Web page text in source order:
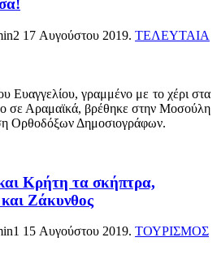
17 Αυγούστου 2019. ΤΕΛΕΥΤΑΙΑ
Ευαγγελίου, γραμμένο με το χέρι στα
σε Αραμαϊκά, βρέθηκε στην Μοσούλη
Ορθοδόξων Δημοσιογράφων.
Κρήτη τα σκήπτρα,
Ζάκυνθος
15 Αυγούστου 2019. ΤΟΥΡΙΣΜΟΣ